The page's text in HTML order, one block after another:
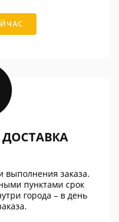
выполнения заказа.
пунктами срок
города – в день